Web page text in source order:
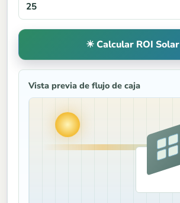
☀ Calcular ROI Solar
Vista previa de flujo de caja